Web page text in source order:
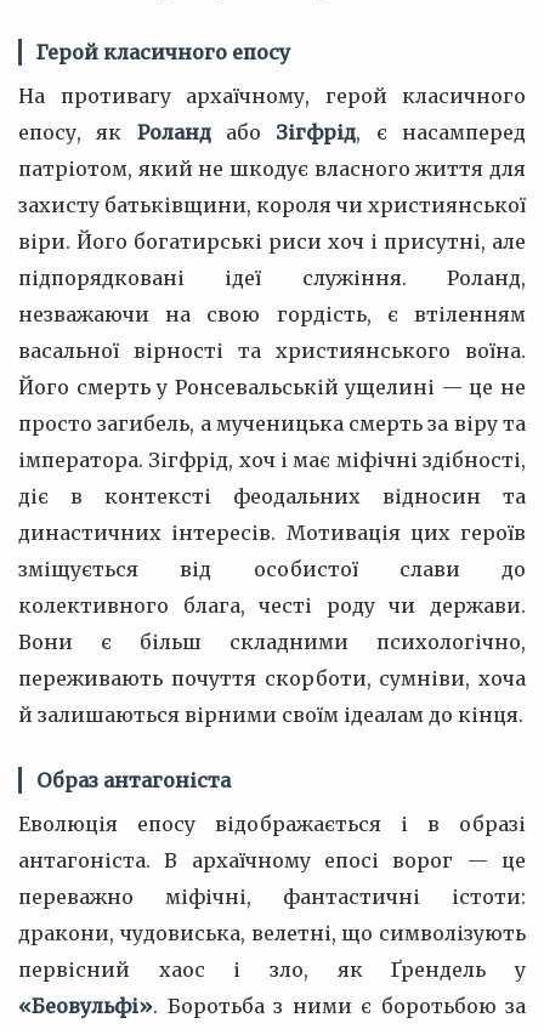
Герой класичного епосу
На противагу архаїчному, герой класичного
епосу, як Роландабо Зігфрід, є насамперед
патріотом, який не шкодує власного життя для
захисту батьківщини, короля чи християнської
віри. Його богатирські риси хоч і присутні, але
підпорядковані ідеї служіння. Роланд,
незважаючи на свою гордість, є втіленням
васальної вірності та християнського воїна.
Його смерть у Ронсевальській ущелині — це не
просто загибель, а мученицька смерть за віру та
імператора. Зігфрід, хоч і має міфічні здібності,
діє в контексті феодальних відносин та
династичних інтересів. Мотивація цих героїв
зміщується від особистої слави до
колективного блага, честі роду чи держави.
Вони є більш складними психологічно,
переживають почуття скорботи, сумніви, хоча
й залишаються вірними своїм ідеалам до кінця.
Образ антагоніста
Еволюція епосу відображається і в образі
антагоніста. В архаїчному епосі ворог — це
переважно міфічні, фантастичні істоти:
дракони, чудовиська, велетні, що символізують
первісний хаос і зло, як Ґрендель у
«Беовульфі». Боротьба з ними є боротьбою за